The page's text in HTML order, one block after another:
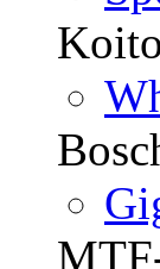
Koito